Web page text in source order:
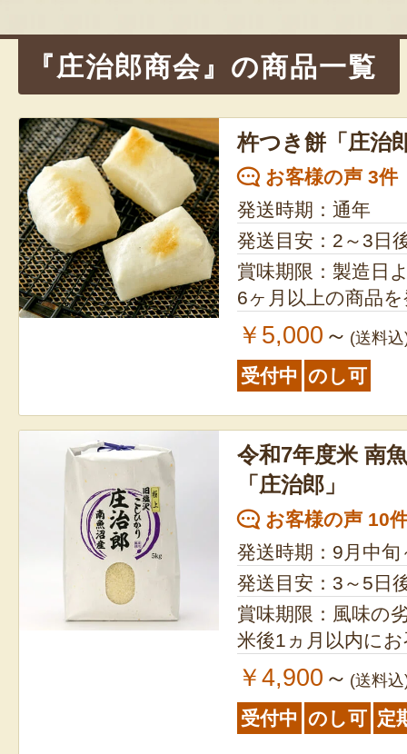
ョ
ン
『庄治郎商会』の商品一覧
杵つき餅「庄治
お客様の声 3件
発送時期：通年
発送目安：2～3日
賞味期限：製造日より1年 ※
6ヶ月以上の商品
￥5,000 ～ (送料
受付中 のし可
令和7年度米 南
「庄治郎」
お客様の声 10
発送時期：9月中旬
発送目安：3～5日
賞味期限：風味の
米後1ヵ月以内に
￥4,900 ～ (送料
受付中 のし可 定